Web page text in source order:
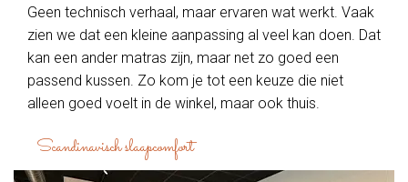
Geen technisch verhaal, maar ervaren wat werkt. Vaak
zien we dat een kleine aanpassing al veel kan doen. Dat
kan een ander matras zijn, maar net zo goed een
passend kussen. Zo kom je tot een keuze die niet
alleen goed voelt in de winkel, maar ook thuis.
Scandinavisch slaapcomfort